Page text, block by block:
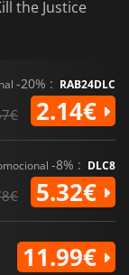
the Justice
-20% : RAB24DLC
2.14€
-8% : DLC8
5.32€
11.99€